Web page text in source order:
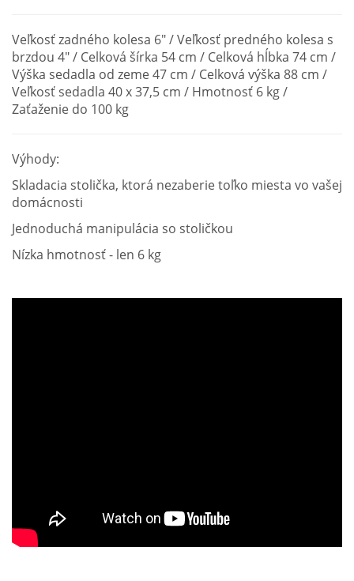
Veľkosť zadného kolesa 6" / Veľkosť predného kolesa s
brzdou 4" / Celková šírka 54 cm / Celková hĺbka 74 cm /
Výška sedadla od zeme 47 cm / Celková výška 88 cm /
Veľkosť sedadla 40 x 37,5 cm / Hmotnosť 6 kg /
Zaťaženie do 100 kg
Výhody:
Skladacia stolička, ktorá nezaberie toľko miesta vo vašej
domácnosti
Jednoduchá manipulácia so stoličkou
Nízka hmotnosť - len 6 kg